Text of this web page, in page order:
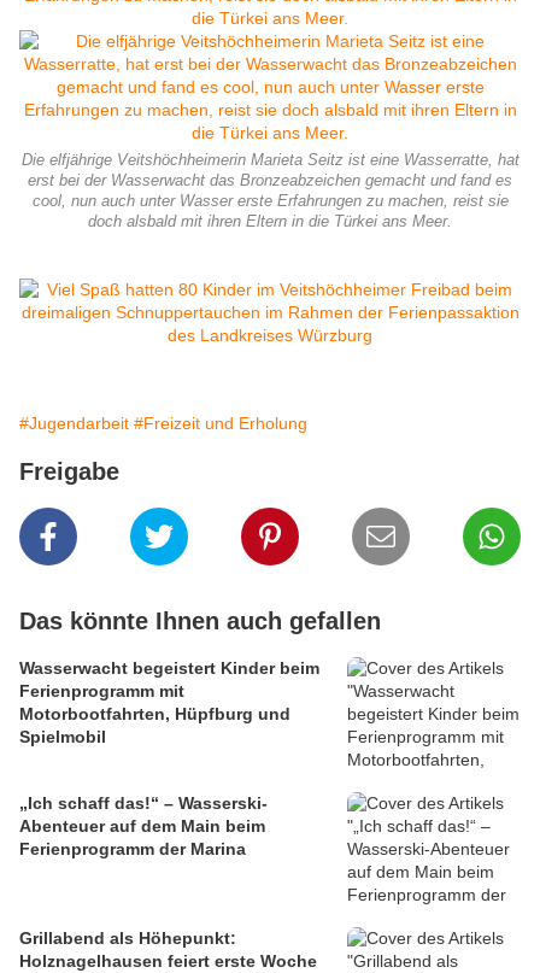
Die elfjährige Veitshöchheimerin Marieta Seitz ist eine Wasserratte, hat
erst bei der Wasserwacht das Bronzeabzeichen gemacht und fand es
cool, nun auch unter Wasser erste Erfahrungen zu machen, reist sie
doch alsbald mit ihren Eltern in die Türkei ans Meer.
#Jugendarbeit #Freizeit und Erholung
Freigabe
Das könnte Ihnen auch gefallen
Wasserwacht begeistert Kinder beim
Ferienprogramm mit
Motorbootfahrten, Hüpfburg und
Spielmobil
„Ich schaff das!“ – Wasserski-
Abenteuer auf dem Main beim
Ferienprogramm der Marina
Grillabend als Höhepunkt:
Holznagelhausen feiert erste Woche